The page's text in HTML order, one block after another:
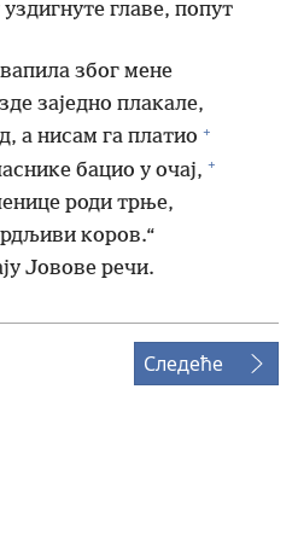
главе, попут
због мене
заједно плакале,
а нисам га платио +
бацио у очај, +
роди трње,
коров.“
Јовове речи.
Следеће